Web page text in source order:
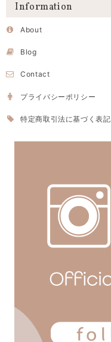
Information
About
Blog
Contact
プライバシーポリシー
特定商取引法に基づく表記